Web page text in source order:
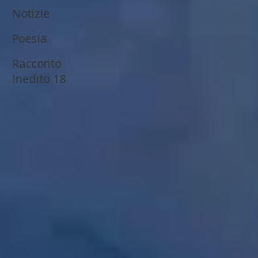
Notizie
Poesia
Racconto
Inedito 18